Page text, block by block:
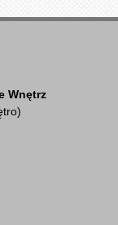
Wnętrz